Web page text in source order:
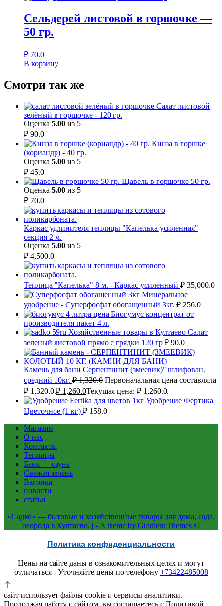
Сельдерей листовой в горшочке —
50 гр.
₽ 70.0
В корзину
Смотри так же
Салат листовой
зелёный в горшочке - 120 гр.
Оценка 5.00 из 5
₽ 90.0
Кинза в горшке
(кориандр) - 40 гр.
Оценка 5.00 из 5
₽ 45.0
Щавель в горшочке 50 гр.
Оценка 5.00 из 5
₽ 70.0
Каркас удлинителя теплицы "Капелька усиленная"
секция 2 м.
Оценка 5.00 из 5
₽ 4,500.0
Теплица "Капелька" 8 м. - Каркас усиленный ₽ 35,000.0
Минеральное
удобрение - Суперфосфат обогащенный 3кг. ₽ 256.0
Биогумус концентрат от
производителя пакет 4 л.
Салат
зеленый листовой прямо с грядки 120 гр ₽ 90.0
Камень для бани Серпентинит (змеевик)" шлифован.
средний 10кг. ₽1,320.0 Первоначальная цена составляла
₽ 1,320.0.₽ 1,260.0Текущая цена: ₽ 1,260.0.
Удобрение Фертика
Цветочное (1 кг) ₽ 158.0
Магазин
О нас
Контакты
Теплицы
Баня — сауна
Свежая зелень
Вагонка
новости
статьи
«Садко» — бытовые и хозяйственные товары для дома, сада,
огорода в Култаево. | - A theme by Gradient Themes ©
Политика конфиденциальности
Цены на сайте даны в ознакомительных целях и могут
отличаться - Уточняйте цены по телефону +73422485008
сайт использует файлы cookie и сервисы аналитики.
Продолжая работу с сайтом, вы соглашаетесь с Политикой